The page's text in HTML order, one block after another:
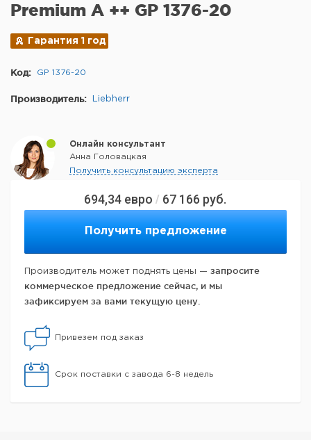
694,34 евро / 67 166 руб.
Получить предложение
Производитель может поднять цены — запросите
коммерческое предложение сейчас, и мы
зафиксируем за вами текущую цену.
Привезем под заказ
Срок поставки с завода 6-8 недель
Premium A ++ GP 1376-20
Гарантия 1 год
Код: GP 1376-20
Производитель: Liebherr
Онлайн консультант
Анна Головацкая
Получить консультацию эксперта